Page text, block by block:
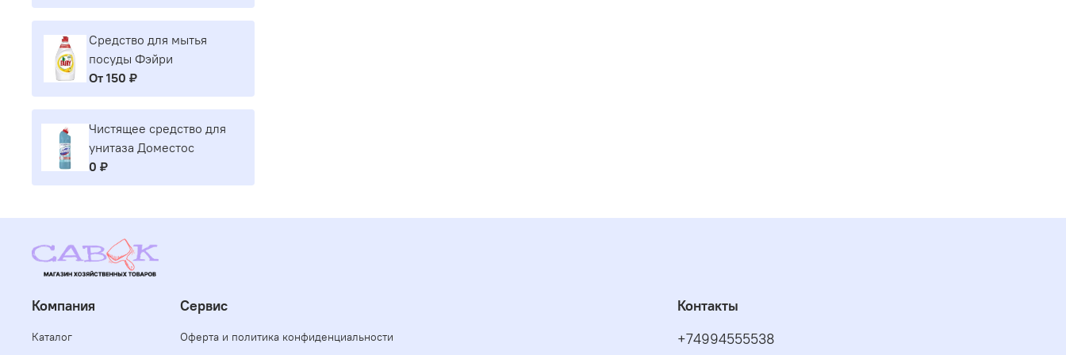
Средство для мытья
посуды Фэйри
От 150 ₽
Чистящее средство для
унитаза Доместос
0 ₽
Компания
Каталог
Сервис
Оферта и политика конфиденциальности
Контакты
+74994555538